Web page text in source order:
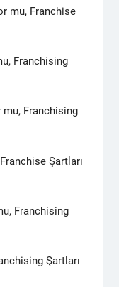
mu, Franchise
Franchising
Franchising
Şartları
Franchising
Şartları